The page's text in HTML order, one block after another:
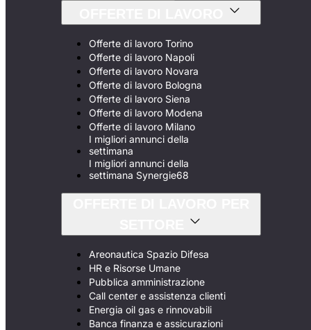
Offerte di lavoro Torino
Offerte di lavoro Napoli
Offerte di lavoro Novara
Offerte di lavoro Bologna
Offerte di lavoro Siena
Offerte di lavoro Modena
Offerte di lavoro Milano
I migliori annunci della
settimana
I migliori annunci della
settimana Synergie68
Areonautica Spazio Difesa
HR e Risorse Umane
Pubblica amministrazione
Call center e assistenza clienti
Energia oil gas e rinnovabili
Banca finanza e assicurazioni